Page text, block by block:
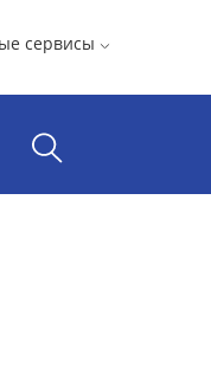
сервисы